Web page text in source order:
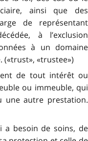
ainsi que des
de représentant
à l’exclusion
à un domaine
(«trust», «trustee»)
de tout intérêt ou
ou immeuble, qui
une autre prestation.
a besoin de soins, de